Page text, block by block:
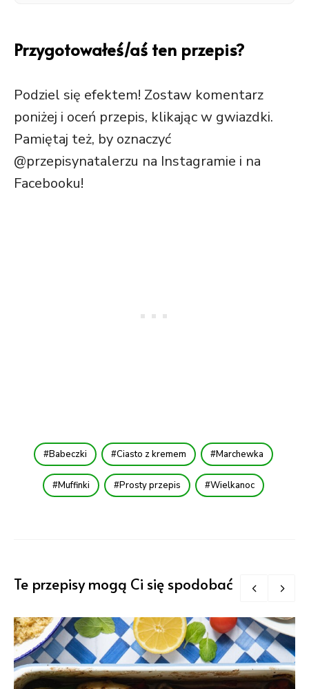
Przygotowałeś/aś ten przepis?
Podziel się efektem! Zostaw komentarz
poniżej i oceń przepis, klikając w gwiazdki.
Pamiętaj też, by oznaczyć
@przepisynatalerzu na Instagramie i na
Facebooku!
Babeczki Ciasto z kremem Marchewka
Muffinki Prosty przepis Wielkanoc
Te przepisy mogą Ci się spodobać